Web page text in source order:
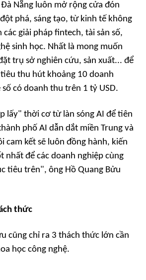
Nẵng luôn mở rộng cửa đón
phá, sáng tạo, từ kinh tế không
giải pháp fintech, tài sản số,
sinh học. Nhất là mong muốn
trụ sở nghiên cứu, sản xuất... để
thu hút khoảng 10 doanh
có doanh thu trên 1 tỷ USD.
lấy" thời cơ từ làn sóng AI để tiên
phố AI dẫn dắt miền Trung và
cam kết sẽ luôn đồng hành, kiến
để các doanh nghiệp cùng
tiêu trên", ông Hồ Quang Bửu
thức
cũng chỉ ra 3 thách thức lớn cần
học công nghệ.